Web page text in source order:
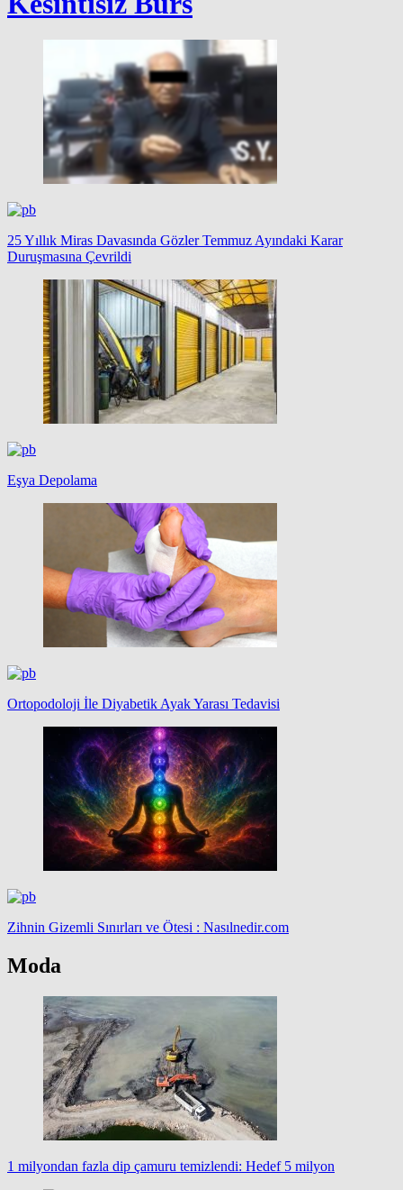
25 Yıllık Miras Davasında Gözler Temmuz Ayındaki Karar
Duruşmasına Çevrildi
Eşya Depolama
Ortopodoloji İle Diyabetik Ayak Yarası Tedavisi
Zihnin Gizemli Sınırları ve Ötesi : Nasılnedir.com
Moda
1 milyondan fazla dip çamuru temizlendi: Hedef 5 milyon